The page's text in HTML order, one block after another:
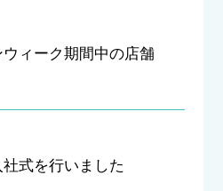
ィーク期間中の店舗
式を行いました